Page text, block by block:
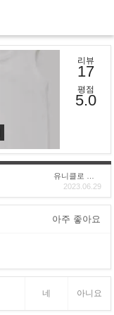
리뷰
17
평점
5.0
2023.06.29
아주 좋아요
네 아니요